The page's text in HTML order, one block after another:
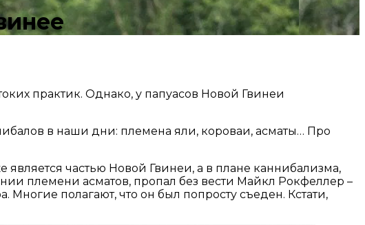
практик. Однако, у папуасов Новой Гвинеи
в наши дни: племена яли, короваи, асматы… Про
частью Новой Гвинеи, а в плане каннибализма,
племени асматов, пропал без вести Майкл Рокфеллер –
полагают, что он был попросту съеден. Кстати,